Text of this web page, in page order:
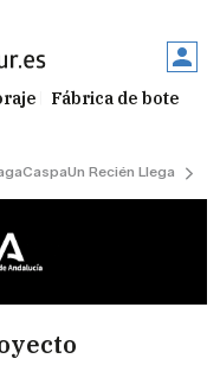
Fábrica de botellas
CaspaUn Recién Llegado